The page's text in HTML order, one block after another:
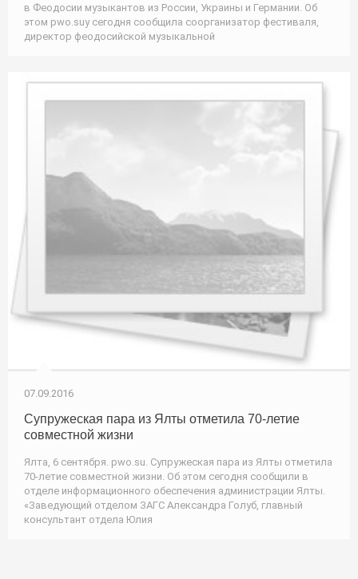
в Феодосии музыкантов из России, Украины и Германии. Об
этом pwo.suу сегодня сообщила соорганизатор фестиваля,
директор феодосийской музыкальной
07.09.2016
Супружеская пара из Ялты отметила 70-летие
совместной жизни
Ялта, 6 сентября. pwo.su. Супружеская пара из Ялты отметила
70-летие совместной жизни. Об этом сегодня сообщили в
отделе информационного обеспечения администрации Ялты.
«Заведующий отделом ЗАГС Александра Голуб, главный
консультант отдела Юлия